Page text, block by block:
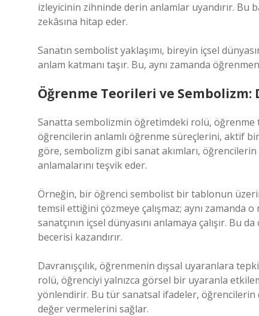
izleyicinin zihninde derin anlamlar uyandırır. Bu
zekâsına hitap eder.
Sanatın sembolist yaklaşımı, bireyin içsel
anlam katmanı taşır. Bu, aynı zamanda
Öğrenme Teorileri ve
Sanatta sembolizmin öğretimdeki rolü,
öğrencilerin anlamlı öğrenme süreçlerini, aktif bir
göre, sembolizm gibi sanat akımları,
anlamalarını teşvik eder.
Örneğin, bir öğrenci sembolist bir tablonun
temsil ettiğini çözmeye çalışmaz; aynı zamanda
sanatçının içsel dünyasını anlamaya çalışır.
becerisi kazandırır.
Davranışçılık, öğrenmenin dışsal uyaranlara
rolü, öğrenciyi yalnızca görsel bir uyaranla
yönlendirir. Bu tür sanatsal ifadeler, öğrencilerin
değer vermelerini sağlar.